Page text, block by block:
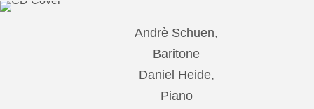
Andrè Schuen,
Baritone
Daniel Heide,
Piano